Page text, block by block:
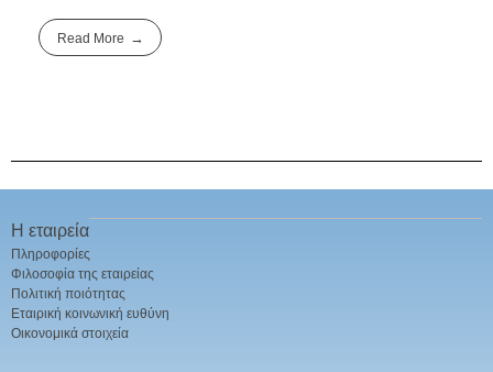
Read More
Η εταιρεία
Πληροφορίες
Φιλοσοφία της εταιρείας
Πολιτική ποιότητας
Εταιρική κοινωνική ευθύνη
Οικονομικά στοιχεία